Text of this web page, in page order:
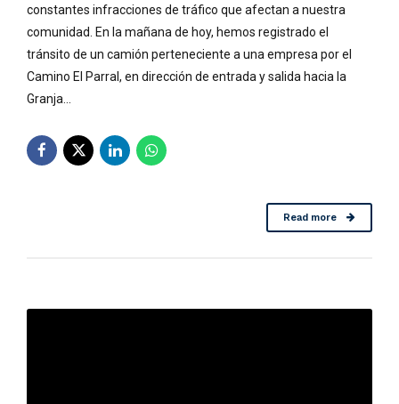
constantes infracciones de tráfico que afectan a nuestra
comunidad. En la mañana de hoy, hemos registrado el
tránsito de un camión perteneciente a una empresa por el
Camino El Parral, en dirección de entrada y salida hacia la
Granja...
Read more